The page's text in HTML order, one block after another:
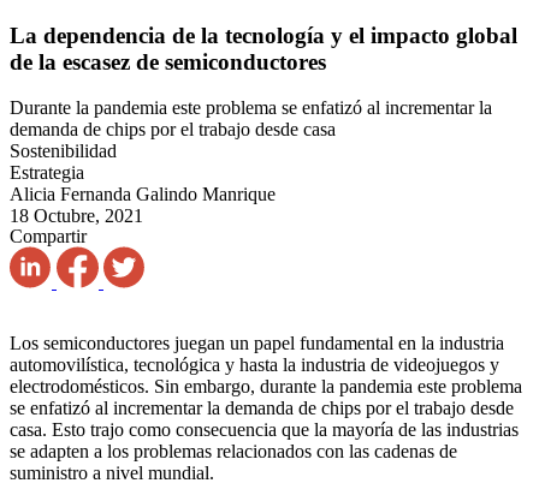
La dependencia de la tecnología y el impacto global
de la escasez de semiconductores
Durante la pandemia este problema se enfatizó al incrementar la
demanda de chips por el trabajo desde casa
Sostenibilidad
Estrategia
Alicia Fernanda Galindo Manrique
18 Octubre, 2021
Compartir
Los semiconductores juegan un papel fundamental en la industria
automovilística, tecnológica y hasta la industria de videojuegos y
electrodomésticos. Sin embargo, durante la pandemia este problema
se enfatizó al incrementar la demanda de chips por el trabajo desde
casa. Esto trajo como consecuencia que la mayoría de las industrias
se adapten a los problemas relacionados con las cadenas de
suministro a nivel mundial.